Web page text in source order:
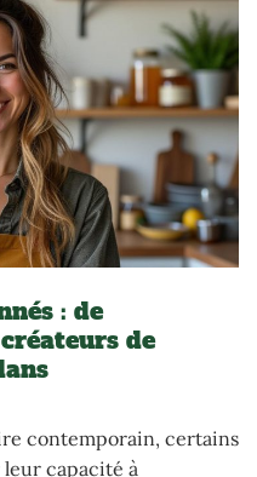
: de
de
contemporain, certains
capacité à